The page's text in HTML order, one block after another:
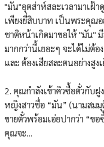
"มัน"อุตส่าห์สละเวลามาเฝ้า
เพียงยี่สิบบาท เป็นพระคุณอ
ชาติหน้าเกิดมาขอให้ "มัน"
มากกว่านี้เยอะๆ จะได้ไม่ต้
และ ต้องเสียสละตนอย่างสูง
2. คุณกำลังเข้าคิวซื้อตั๋วกับ
หญิงสาวชื่อ “มัน” (นามสม
ขายตั๋วพร้อมเอ่ยปากว่า “ข
คุณจะ...